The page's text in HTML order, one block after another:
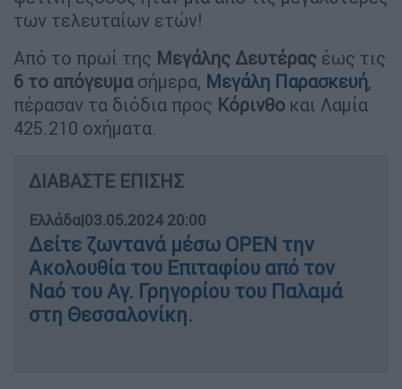
των τελευταίων ετών!
Από το πρωί της Μεγάλης Δευτέρας έως τις
6 το απόγευμασήμερα, Μεγάλη Παρασκευή,
πέρασαν τα διόδια προς Κόρινθο και Λαμία
425.210 οχήματα.
ΔΙΑΒΑΣΤΕ ΕΠΙΣΗΣ
Ελλάδα|03.05.2024 20:00
Δείτε ζωντανά μέσω OPEN την
Ακολουθία του Επιταφίου από τον
Ναό του Αγ. Γρηγορίου του Παλαμά
στη Θεσσαλονίκη.